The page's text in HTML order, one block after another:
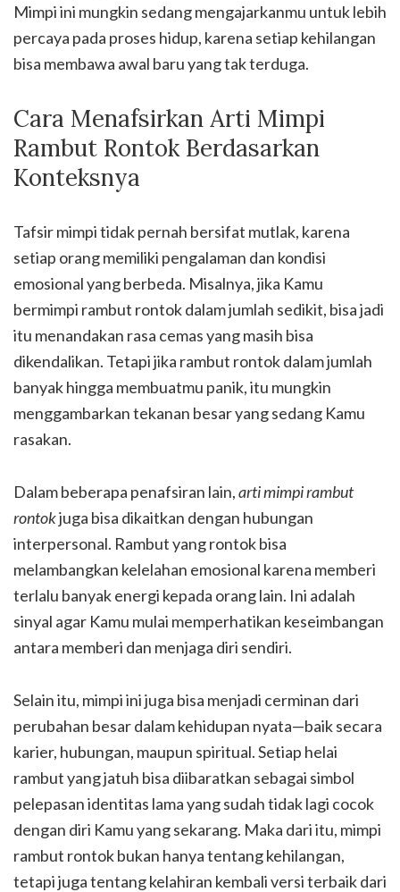
Mimpi ini mungkin sedang mengajarkanmu untuk lebih
percaya pada proses hidup, karena setiap kehilangan
bisa membawa awal baru yang tak terduga.
Cara Menafsirkan Arti Mimpi
Rambut Rontok Berdasarkan
Konteksnya
Tafsir mimpi tidak pernah bersifat mutlak, karena
setiap orang memiliki pengalaman dan kondisi
emosional yang berbeda. Misalnya, jika Kamu
bermimpi rambut rontok dalam jumlah sedikit, bisa jadi
itu menandakan rasa cemas yang masih bisa
dikendalikan. Tetapi jika rambut rontok dalam jumlah
banyak hingga membuatmu panik, itu mungkin
menggambarkan tekanan besar yang sedang Kamu
rasakan.
Dalam beberapa penafsiran lain,arti mimpi rambut
rontokjuga bisa dikaitkan dengan hubungan
interpersonal. Rambut yang rontok bisa
melambangkan kelelahan emosional karena memberi
terlalu banyak energi kepada orang lain. Ini adalah
sinyal agar Kamu mulai memperhatikan keseimbangan
antara memberi dan menjaga diri sendiri.
Selain itu, mimpi ini juga bisa menjadi cerminan dari
perubahan besar dalam kehidupan nyata—baik secara
karier, hubungan, maupun spiritual. Setiap helai
rambut yang jatuh bisa diibaratkan sebagai simbol
pelepasan identitas lama yang sudah tidak lagi cocok
dengan diri Kamu yang sekarang. Maka dari itu, mimpi
rambut rontok bukan hanya tentang kehilangan,
tetapi juga tentang kelahiran kembali versi terbaik dari